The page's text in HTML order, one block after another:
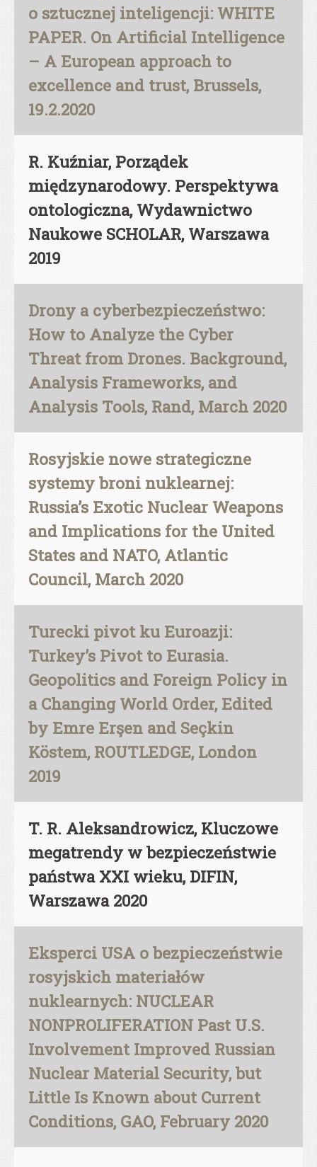
o sztucznej inteligencji: WHITE
PAPER. On Artificial Intelligence
– A European approach to
excellence and trust, Brussels,
19.2.2020
R. Kuźniar, Porządek
międzynarodowy. Perspektywa
ontologiczna, Wydawnictwo
Naukowe SCHOLAR, Warszawa
2019
Drony a cyberbezpieczeństwo:
How to Analyze the Cyber
Threat from Drones. Background,
Analysis Frameworks, and
Analysis Tools, Rand, March 2020
Rosyjskie nowe strategiczne
systemy broni nuklearnej:
Russia’s Exotic Nuclear Weapons
and Implications for the United
States and NATO, Atlantic
Council, March 2020
Turecki pivot ku Euroazji:
Turkey’s Pivot to Eurasia.
Geopolitics and Foreign Policy in
a Changing World Order, Edited
by Emre Erşen and Seçkin
Köstem, ROUTLEDGE, London
2019
T. R. Aleksandrowicz, Kluczowe
megatrendy w bezpieczeństwie
państwa XXI wieku, DIFIN,
Warszawa 2020
Eksperci USA o bezpieczeństwie
rosyjskich materiałów
nuklearnych: NUCLEAR
NONPROLIFERATION Past U.S.
Involvement Improved Russian
Nuclear Material Security, but
Little Is Known about Current
Conditions, GAO, February 2020